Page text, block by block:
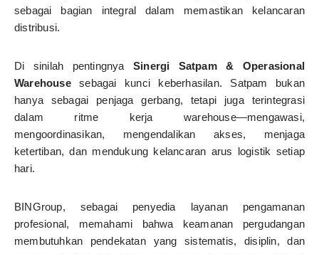
sebagai bagian integral dalam memastikan kelancaran
distribusi.
Di sinilah pentingnya Sinergi Satpam & Operasional
Warehousesebagai kunci keberhasilan. Satpam bukan
hanya sebagai penjaga gerbang, tetapi juga terintegrasi
dalam ritme kerja warehouse—mengawasi,
mengoordinasikan, mengendalikan akses, menjaga
ketertiban, dan mendukung kelancaran arus logistik setiap
hari.
BINGroup, sebagai penyedia layanan pengamanan
profesional, memahami bahwa keamanan pergudangan
membutuhkan pendekatan yang sistematis, disiplin, dan